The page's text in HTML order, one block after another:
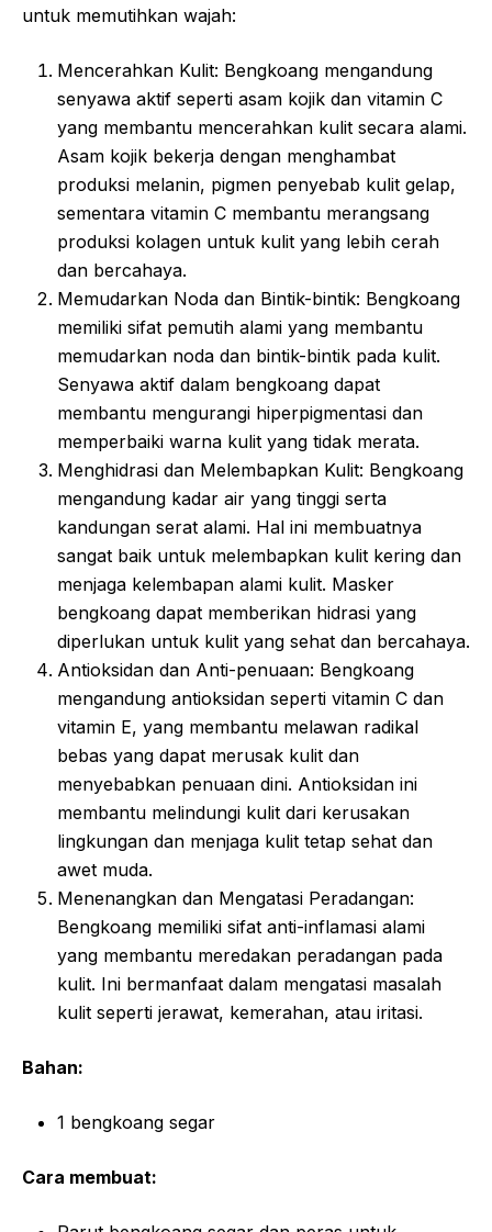
untuk memutihkan wajah:
Mencerahkan Kulit: Bengkoang mengandung
senyawa aktif seperti asam kojik dan vitamin C
yang membantu mencerahkan kulit secara alami.
Asam kojik bekerja dengan menghambat
produksi melanin, pigmen penyebab kulit gelap,
sementara vitamin C membantu merangsang
produksi kolagen untuk kulit yang lebih cerah
dan bercahaya.
Memudarkan Noda dan Bintik-bintik: Bengkoang
memiliki sifat pemutih alami yang membantu
memudarkan noda dan bintik-bintik pada kulit.
Senyawa aktif dalam bengkoang dapat
membantu mengurangi hiperpigmentasi dan
memperbaiki warna kulit yang tidak merata.
Menghidrasi dan Melembapkan Kulit: Bengkoang
mengandung kadar air yang tinggi serta
kandungan serat alami. Hal ini membuatnya
sangat baik untuk melembapkan kulit kering dan
menjaga kelembapan alami kulit. Masker
bengkoang dapat memberikan hidrasi yang
diperlukan untuk kulit yang sehat dan bercahaya.
Antioksidan dan Anti-penuaan: Bengkoang
mengandung antioksidan seperti vitamin C dan
vitamin E, yang membantu melawan radikal
bebas yang dapat merusak kulit dan
menyebabkan penuaan dini. Antioksidan ini
membantu melindungi kulit dari kerusakan
lingkungan dan menjaga kulit tetap sehat dan
awet muda.
Menenangkan dan Mengatasi Peradangan:
Bengkoang memiliki sifat anti-inflamasi alami
yang membantu meredakan peradangan pada
kulit. Ini bermanfaat dalam mengatasi masalah
kulit seperti jerawat, kemerahan, atau iritasi.
Bahan:
1 bengkoang segar
Cara membuat: